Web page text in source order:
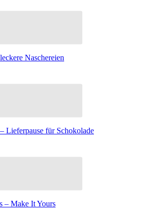
Naschereien
Lieferpause für Schokolade
– Make It Yours